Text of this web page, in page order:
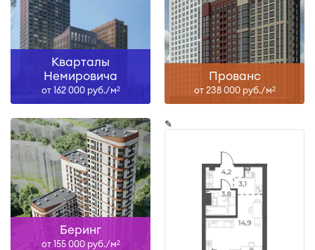
Кварталы
Немировича
от 162 000 руб./м2
Прованс
от 238 000 руб./м2
Беринг
от 155 000 руб./м2
✎